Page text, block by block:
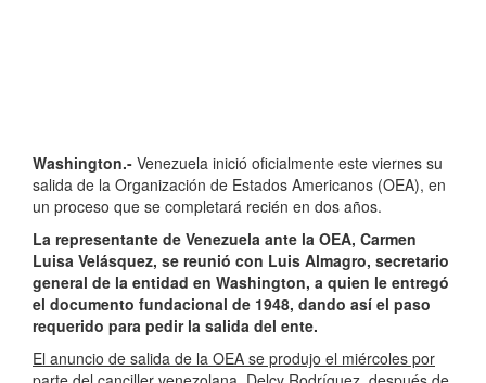
Washington.- Venezuela inició oficialmente este viernes su
salida de la Organización de Estados Americanos (OEA), en
un proceso que se completará recién en dos años.
La representante de Venezuela ante la OEA, Carmen
Luisa Velásquez, se reunió con Luis Almagro, secretario
general de la entidad en Washington, a quien le entregó
el documento fundacional de 1948, dando así el paso
requerido para pedir la salida del ente.
El anuncio de salida de la OEA se produjo el miércoles por